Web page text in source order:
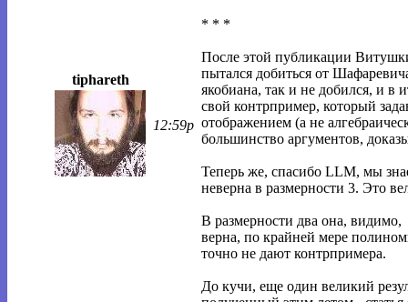
tiphareth
12:59p
* * *
После этой публикации
пытался добиться от
якобиана, так и не добился, и в
свой контрпример, который
отображением (а не
большинство аргументов,
Теперь же, спасибо LLM, мы
неверна в размерности 3. Это
В размерности два она, видимо,
верна, по крайней мере
точно не дают контрпримера.
До кучи, еще один великий